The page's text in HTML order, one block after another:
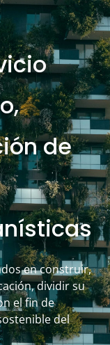
de
en construir,
dividir su
el fin de
del